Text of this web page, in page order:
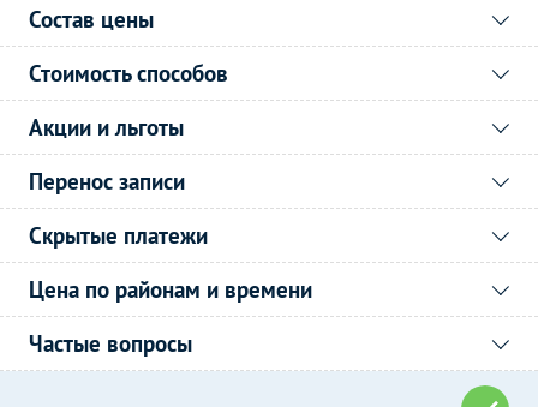
Состав цены
Стоимость способов
Акции и льготы
Перенос записи
Скрытые платежи
Цена по районам и времени
Частые вопросы